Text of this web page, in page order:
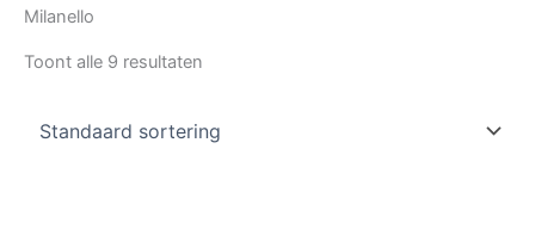
Milanello
Toont alle 9 resultaten